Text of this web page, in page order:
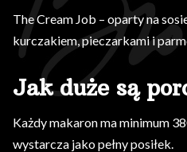
The Cream Job – oparty na
kurczakiem, pieczarkami i
Jak duże są
Każdy makaron ma minimum
wystarcza jako pełny posiłek.